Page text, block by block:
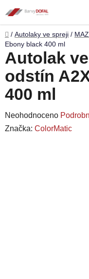
na
obsah
Domů
/ Autolaky ve spreji /
Ebony black 400 ml
Autolak
odstín
400 ml
Průměrné
hodnocení
Neohodnoceno
Značka: ColorMatic